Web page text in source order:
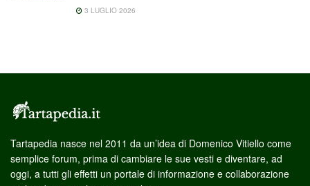
3 LUGLIO 2026
Tartapedia nasce nel 2011 da un’idea di Domenico Vitiello come
semplice forum, prima di cambiare le sue vesti e diventare, ad
oggi, a tutti gli effetti un portale di informazione e collaborazione